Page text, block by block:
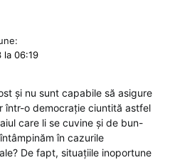
la 06:19
și nu sunt capabile să asigure
într-o democrație ciuntită astfel
care li se cuvine și de bun-
în cazurile
De fapt, situațiile inoportune